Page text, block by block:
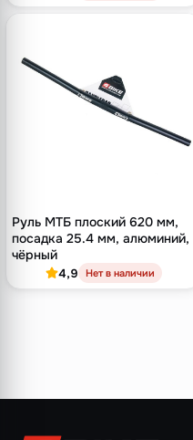
Руль МТБ плоский 620 мм,
посадка 25.4 мм, алюминий,
чёрный
4,9 Нет в наличии